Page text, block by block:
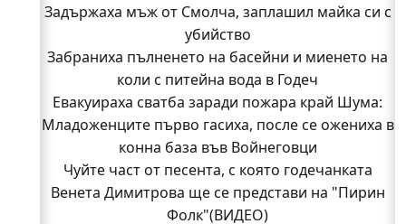
Задържаха мъж от Смолча, заплашил майка си с
убийство
Забраниха пълненето на басейни и миенето на
коли с питейна вода в Годеч
Евакуираха сватба заради пожара край Шума:
Младоженците първо гасиха, после се ожениха в
конна база във Войнеговци
Чуйте част от песента, с която годечанката
Венета Димитрова ще се представи на "Пирин
Фолк"(ВИДЕО)